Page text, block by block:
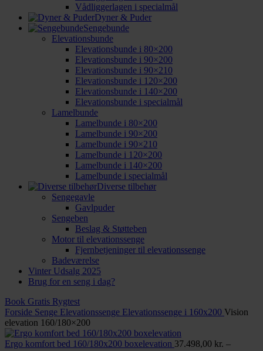
Vådliggerlagen i specialmål
Dyner & Puder
Sengebunde
Elevationsbunde
Elevationsbunde i 80×200
Elevationsbunde i 90×200
Elevationsbunde i 90×210
Elevationsbunde i 120×200
Elevationsbunde i 140×200
Elevationsbunde i specialmål
Lamelbunde
Lamelbunde i 80×200
Lamelbunde i 90×200
Lamelbunde i 90×210
Lamelbunde i 120×200
Lamelbunde i 140×200
Lamelbunde i specialmål
Diverse tilbehør
Sengegavle
Gavlpuder
Sengeben
Beslag & Støtteben
Motor til elevationssenge
Fjernbetjeninger til elevationssenge
Badeværelse
Vinter Udsalg 2025
Brug for en seng i dag?
Book Gratis Rygtest
Forside Senge Elevationssenge Elevationssenge i 160x200 Vision
elevation 160/180×200
Ergo komfort bed 160/180x200 boxelevation 37.498,00 kr. –